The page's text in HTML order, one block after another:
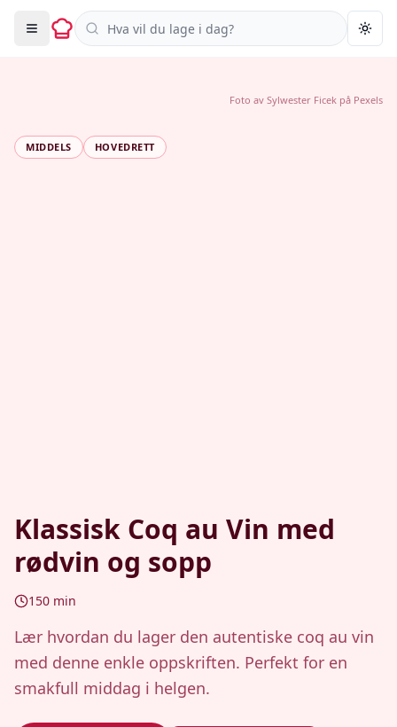
Søk i oppskrifter
MIDDELS HOVEDRETT
Klassisk Coq au Vin med
rødvin og sopp
150 min
Lær hvordan du lager den autentiske coq au vin
med denne enkle oppskriften. Perfekt for en
smakfull middag i helgen.
Foto av Sylwester Ficek på Pexels